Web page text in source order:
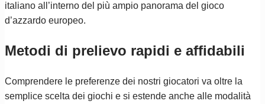
italiano all’interno del più ampio panorama del gioco
d’azzardo europeo.
Metodi di prelievo rapidi e affidabili
Comprendere le preferenze dei nostri giocatori va oltre la
semplice scelta dei giochi e si estende anche alle modalità